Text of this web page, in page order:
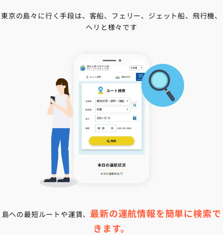
東京の島々に行く手段は、客船、フェリー、ジェット船、飛行機、
ヘリと様々です
島への最短ルートや運賃、 最新の運航情報を簡単に検索で
きます。